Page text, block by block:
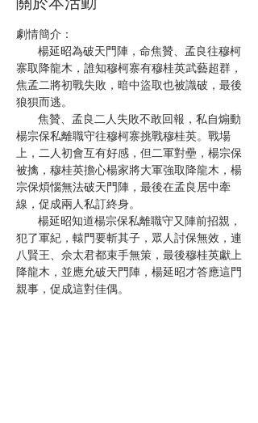
劇情簡介：
楊延昭為破天門陣，命焦贊、孟良往穆柯
寨取降龍木，誰知穆柯寨有穆桂英武藝超群，
焦孟二將初戰失敗，暗中盜取也被識破，最後
狼狽而逃。
焦贊、孟良二人失敗不敢回報，私自煽動
楊宗保私離職守往穆柯寨挑戰穆桂英。戰場
上，二人初會互有好感，但二軍對壘，楊宗保
被擒，穆桂英擔心楊家將大軍強取降龍木，楊
宗保煩惱無法破天門陣，最後在孟良居中牽
線，促成兩人私訂終身。
楊延昭知道楊宗保私離職守又陣前招親，
犯了軍紀，轅門要斬其子，眾人討保無效，連
八賢王、佘太君都束手無策，最後穆桂英獻上
降龍木，並應允破天門陣，楊延昭才答應這門
親事，促成這對佳偶。